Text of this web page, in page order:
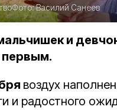
Фото:Василий Санеев
и
первым.
воздух
и радостного